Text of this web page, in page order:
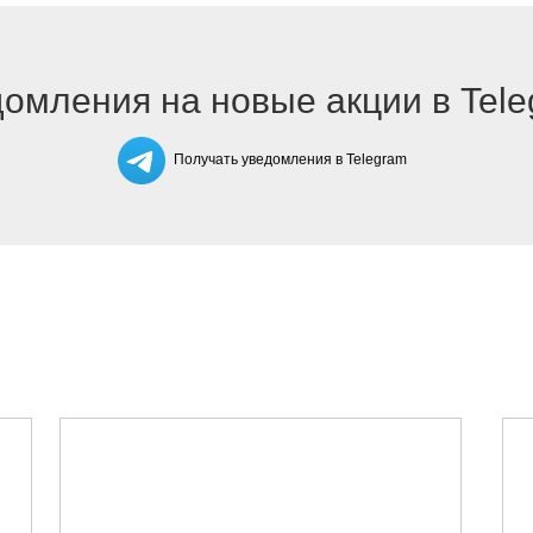
на новые акции в
Получать уведомления в Telegram